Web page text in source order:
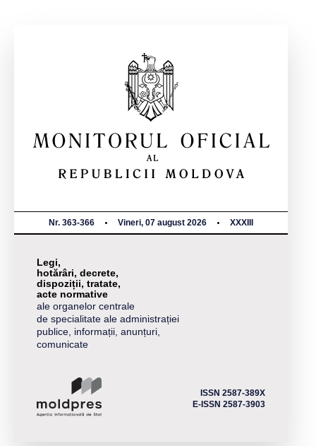
Nr. 363-366 Vineri, 07 august 2026 XXXIII
Legi,
hotărâri, decrete,
dispoziții, tratate,
acte normative
ale organelor centrale
de specialitate ale administrației
publice, informații, anunțuri,
comunicate
ISSN 2587-389X
E-ISSN 2587-3903